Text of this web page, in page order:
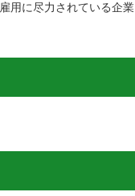
用に尽力されている企業